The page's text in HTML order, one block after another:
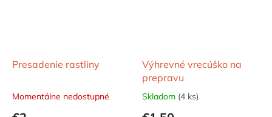
Presadenie rastliny
Momentálne nedostupné
Výhrevné vrecúško na
prepravu
Skladom (4 ks)